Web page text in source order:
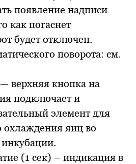
появление надписи
как погаснет
будет отключен.
поворота: см.
— верхняя кнопка на
подключает и
элемент для
охлаждения яиц во
(1 сек) – индикация в